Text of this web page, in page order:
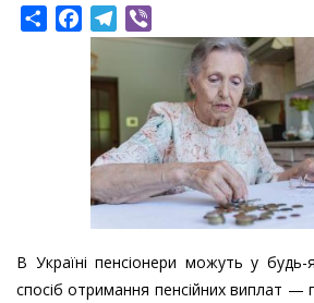
ShareFacebookTelegram
В Україні пенсіонери можуть у
спосіб отримання пенсійних виплат —